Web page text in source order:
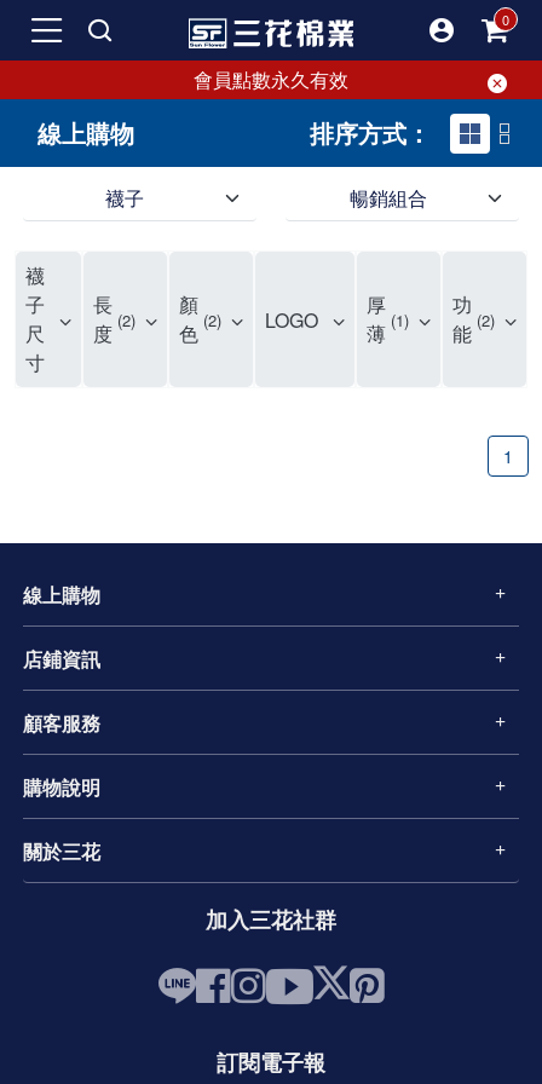
會員點數永久有效
線上購物 排序方式：
襪子 暢銷組合
襪
子
尺
寸
長
度 2
顏
色 2 LOGO
厚
薄 1
功
能 2
1
線上購物
店鋪資訊
顧客服務
購物說明
關於三花
加入三花社群
訂閱電子報